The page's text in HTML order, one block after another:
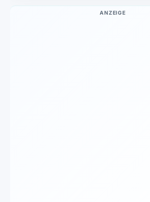
ANZEIGE